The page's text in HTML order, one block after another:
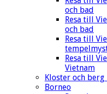
och bad
Resa till
och bad
Resa till
Resa till
Vietnam
Kloster och
Borneo